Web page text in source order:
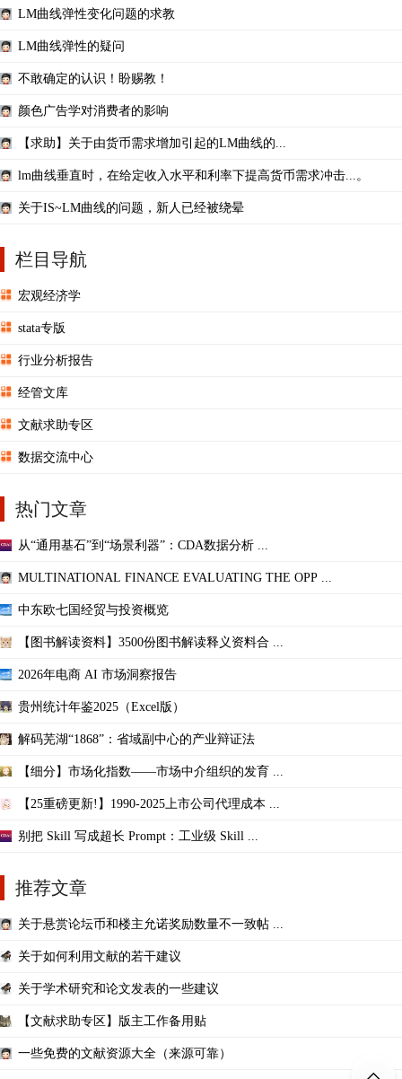
LM曲线弹性变化问题的求教
LM曲线弹性的疑问
不敢确定的认识！盼赐教！
颜色广告学对消费者的影响
【求助】关于由货币需求增加引起的LM曲线的...
lm曲线垂直时，在给定收入水平和利率下提高货币需求冲击...。
关于IS~LM曲线的问题，新人已经被绕晕
栏目导航
宏观经济学
stata专版
行业分析报告
经管文库
文献求助专区
数据交流中心
热门文章
从“通用基石”到“场景利器”：CDA数据分析 ...
MULTINATIONAL FINANCE EVALUATING THE OPP ...
中东欧七国经贸与投资概览
【图书解读资料】3500份图书解读释义资料合 ...
2026年电商 AI 市场洞察报告
贵州统计年鉴2025（Excel版）
解码芜湖“1868”：省域副中心的产业辩证法
【细分】市场化指数——市场中介组织的发育 ...
【25重磅更新!】1990-2025上市公司代理成本 ...
别把 Skill 写成超长 Prompt：工业级 Skill ...
推荐文章
关于悬赏论坛币和楼主允诺奖励数量不一致帖 ...
关于如何利用文献的若干建议
关于学术研究和论文发表的一些建议
【文献求助专区】版主工作备用贴
一些免费的文献资源大全（来源可靠）